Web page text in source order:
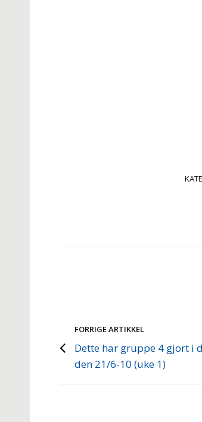
FORRIGE ARTIKKEL
Dette har gruppe 4 gjort i
den 21/6-10 (uke 1)